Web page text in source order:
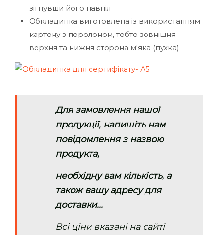
зігнувши його навпіл
Обкладинка виготовлена із використанням
картону з поролоном, тобто зовнішня
верхня та нижня сторона м'яка (пухка)
Для замовлення нашої
продукції, напишіть нам
повідомлення з назвою
продукта,
необхідну вам кількість, а
також вашу адресу для
доставки...
Всі ціни вказані на сайті